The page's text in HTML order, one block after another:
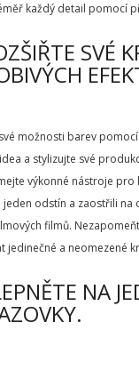
každý detail pomocí
SVÉ
možnosti barev
a stylizujte své
výkonné nástroje pro
jeden odstín a zaostřili na
filmů.
jedinečné a neomezené
NA